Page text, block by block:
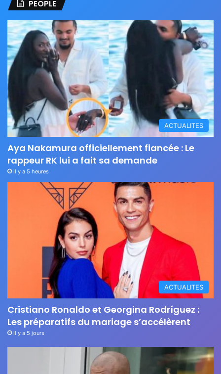
PEOPLE
ACTUALITES
Aya Nakamura officiellement fiancée : Le
rappeur RK lui a fait sa demande
il y a 5 heures
ACTUALITES
Cristiano Ronaldo et Georgina Rodríguez :
Les préparatifs du mariage s’accélèrent
il y a 5 jours